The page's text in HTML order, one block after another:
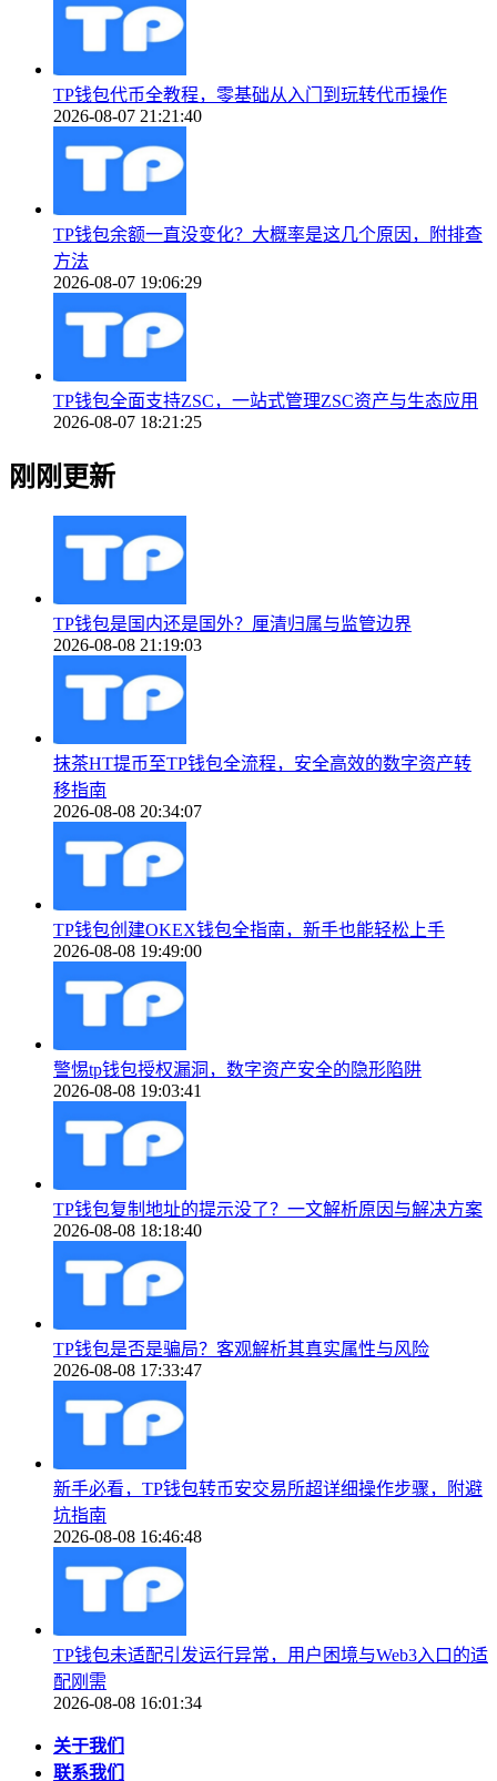
TP钱包代币全教程，零基础从入门到玩转代币操作
2026-08-07 21:21:40
TP钱包余额一直没变化？大概率是这几个原因，附排查
方法
2026-08-07 19:06:29
TP钱包全面支持ZSC，一站式管理ZSC资产与生态应用
2026-08-07 18:21:25
刚刚更新
TP钱包是国内还是国外？厘清归属与监管边界
2026-08-08 21:19:03
抹茶HT提币至TP钱包全流程，安全高效的数字资产转
移指南
2026-08-08 20:34:07
TP钱包创建OKEX钱包全指南，新手也能轻松上手
2026-08-08 19:49:00
警惕tp钱包授权漏洞，数字资产安全的隐形陷阱
2026-08-08 19:03:41
TP钱包复制地址的提示没了？一文解析原因与解决方案
2026-08-08 18:18:40
TP钱包是否是骗局？客观解析其真实属性与风险
2026-08-08 17:33:47
新手必看，TP钱包转币安交易所超详细操作步骤，附避
坑指南
2026-08-08 16:46:48
TP钱包未适配引发运行异常，用户困境与Web3入口的适
配刚需
2026-08-08 16:01:34
关于我们
联系我们